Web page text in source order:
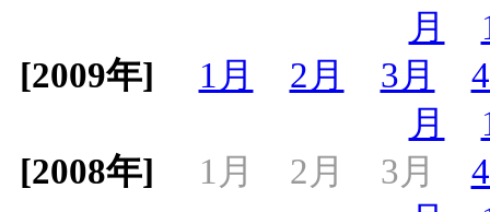
月
[2009年]
1月 2月 3月
月
[2008年]
1月 2月 3月